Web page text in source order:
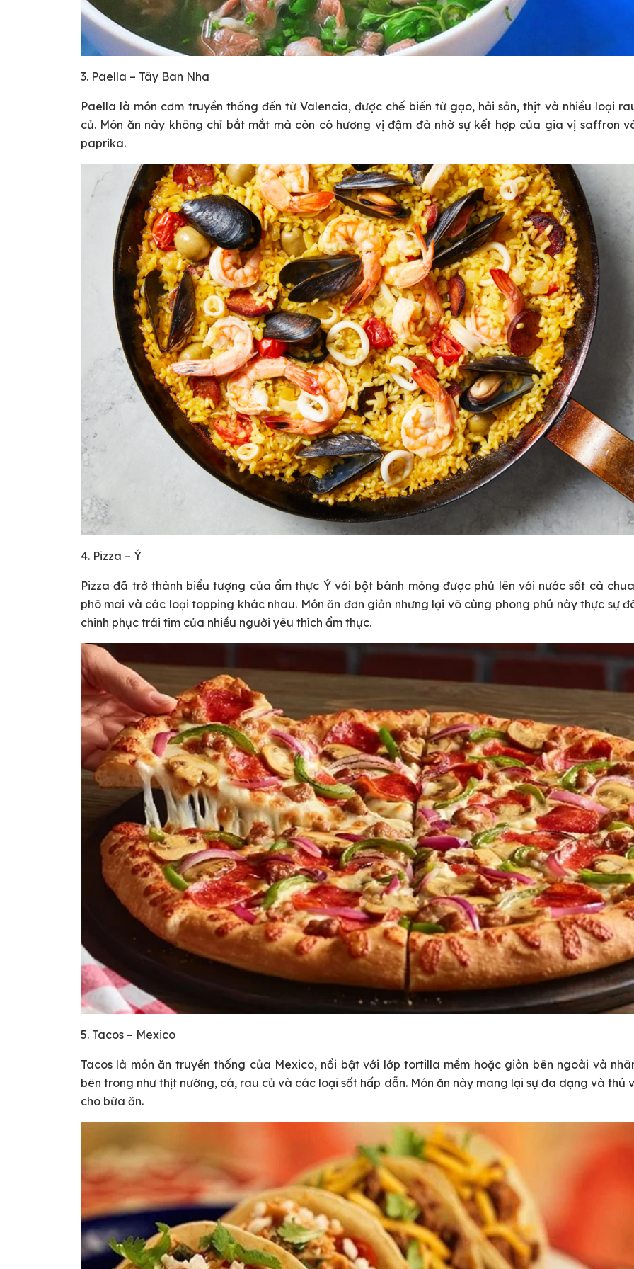
3. Paella – Tây Ban Nha
Paella là món cơm truyền thống đến từ Valencia, được chế biến từ gạo, hải sản, thịt và nhiều loại
củ. Món ăn này không chỉ bắt mắt mà còn có hương vị đậm đà nhờ sự kết hợp của gia vị saffron
paprika.
4. Pizza – Ý
Pizza đã trở thành biểu tượng của ẩm thực Ý với bột bánh mỏng được phủ lên với nước sốt cà
phô mai và các loại topping khác nhau. Món ăn đơn giản nhưng lại vô cùng phong phú này thực sự
chinh phục trái tim của nhiều người yêu thích ẩm thực.
5. Tacos – Mexico
Tacos là món ăn truyền thống của Mexico, nổi bật với lớp tortilla mềm hoặc giòn bên ngoài và
bên trong như thịt nướng, cá, rau củ và các loại sốt hấp dẫn. Món ăn này mang lại sự đa dạng và thú
cho bữa ăn.